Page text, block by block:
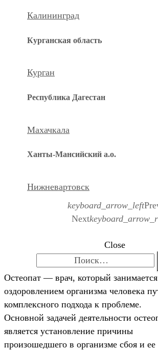
Калининград
Курганская область
Курган
Республика Дагестан
Махачкала
Ханты-Мансийский а.о.
Нижневартовск
keyboard_arrow_left
Next
Close
Остеопат — врач, который занимается
оздоровлением организма человека
комплексного подхода к проблеме.
Основной задачей деятельности
является установление причины
произошедшего в организме сбоя и ее